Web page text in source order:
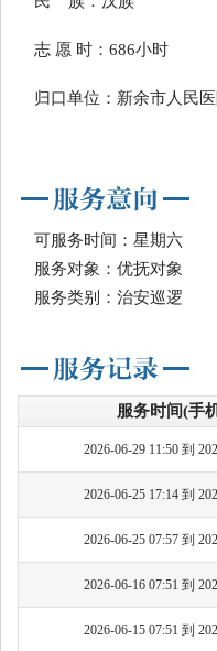
志 愿 时：686小时
归口单位：新余市人民
可服务时间：星期六
服务对象：优抚对象
服务类别：治安巡逻